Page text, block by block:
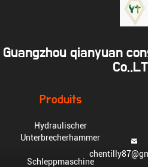
Guangzhou qianyuan
Produits
Hydraulischer
Unterbrecherhammer
Schleppmaschine